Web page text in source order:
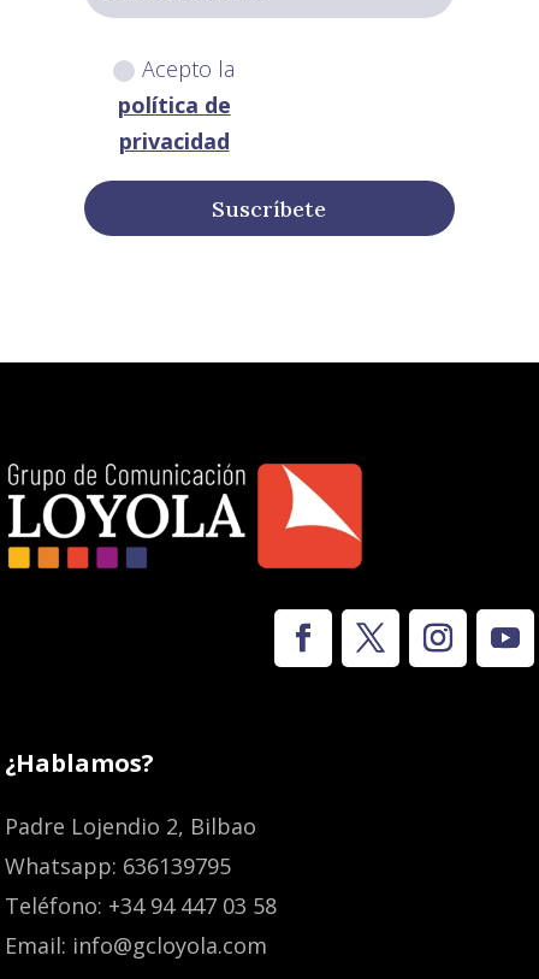
Acepto la
política de
privacidad
Suscríbete
¿Hablamos?
Padre Lojendio 2, Bilbao
Whatsapp: 636139795
Teléfono: +34 94 447 03 58
Email: info@gcloyola.com